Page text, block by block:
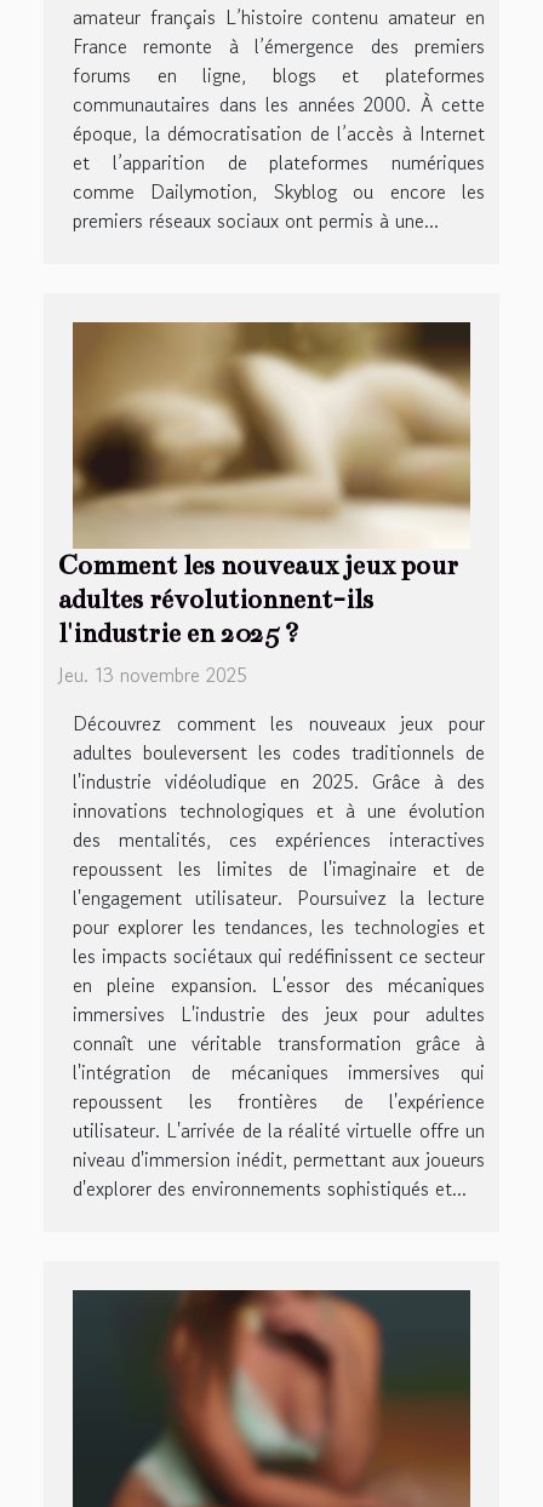
amateur français L’histoire contenu amateur en
France remonte à l’émergence des premiers
forums en ligne, blogs et plateformes
communautaires dans les années 2000. À cette
époque, la démocratisation de l’accès à Internet
et l’apparition de plateformes numériques
comme Dailymotion, Skyblog ou encore les
premiers réseaux sociaux ont permis à une...
Comment les nouveaux jeux pour
adultes révolutionnent-ils
l'industrie en 2025 ?
Jeu. 13 novembre 2025
Découvrez comment les nouveaux jeux pour
adultes bouleversent les codes traditionnels de
l'industrie vidéoludique en 2025. Grâce à des
innovations technologiques et à une évolution
des mentalités, ces expériences interactives
repoussent les limites de l'imaginaire et de
l'engagement utilisateur. Poursuivez la lecture
pour explorer les tendances, les technologies et
les impacts sociétaux qui redéfinissent ce secteur
en pleine expansion. L'essor des mécaniques
immersives L'industrie des jeux pour adultes
connaît une véritable transformation grâce à
l'intégration de mécaniques immersives qui
repoussent les frontières de l'expérience
utilisateur. L'arrivée de la réalité virtuelle offre un
niveau d'immersion inédit, permettant aux joueurs
d'explorer des environnements sophistiqués et...